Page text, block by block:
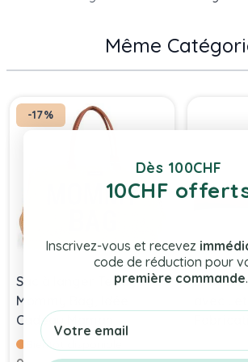
Même
-17%
Sac à langer Teddy XXL
Mommy Bag, Idée
Cadeau Maman
Childhome, Livraison
Gratuite
Bientôt disponible
Bracelet
Gratuite
Dès 100CHF
10CHF
Inscrivez-vous et recevez
code de réduction pour
première commande.
Email